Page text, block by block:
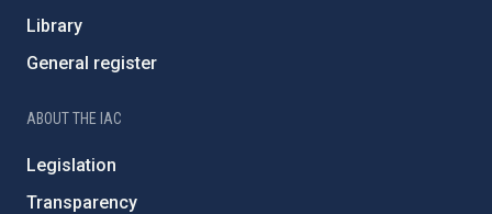
Library
General register
ABOUT THE IAC
Legislation
Transparency